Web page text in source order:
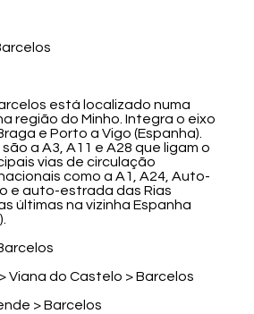
está localizado numa
região do Minho. Integra o eixo
e Porto a Vigo (Espanha).
a A3, A11 e A28 que ligam o
vias de circulação
como a A1, A24, Auto-
e auto-estrada das Rias
últimas na vizinha Espanha
Viana do Castelo > Barcelos
> Barcelos